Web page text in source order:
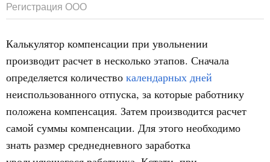
Регистрация ООО
Калькулятор компенсации при увольнении
производит расчет в несколько этапов. Сначала
определяется количество календарных дней
неиспользованного отпуска, за которые работнику
положена компенсация. Затем производится расчет
самой суммы компенсации. Для этого необходимо
знать размер среднедневного заработка